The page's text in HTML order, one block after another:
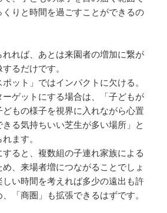
りと時間を過ごすことができるの
れば、あとは来園者の増加に繋が
るだけです。
ット」ではインパクトに欠ける。
ゲットにする場合は、「子どもが
もの様子を視界に入れながら心置
る気持ちいい芝生が多い場所」と
ます。
ると、複数組の子連れ家族による
、来場者増につながることでしょ
い時間を考えれば多少の遠出も許
「商圏」も拡張できるはずです。